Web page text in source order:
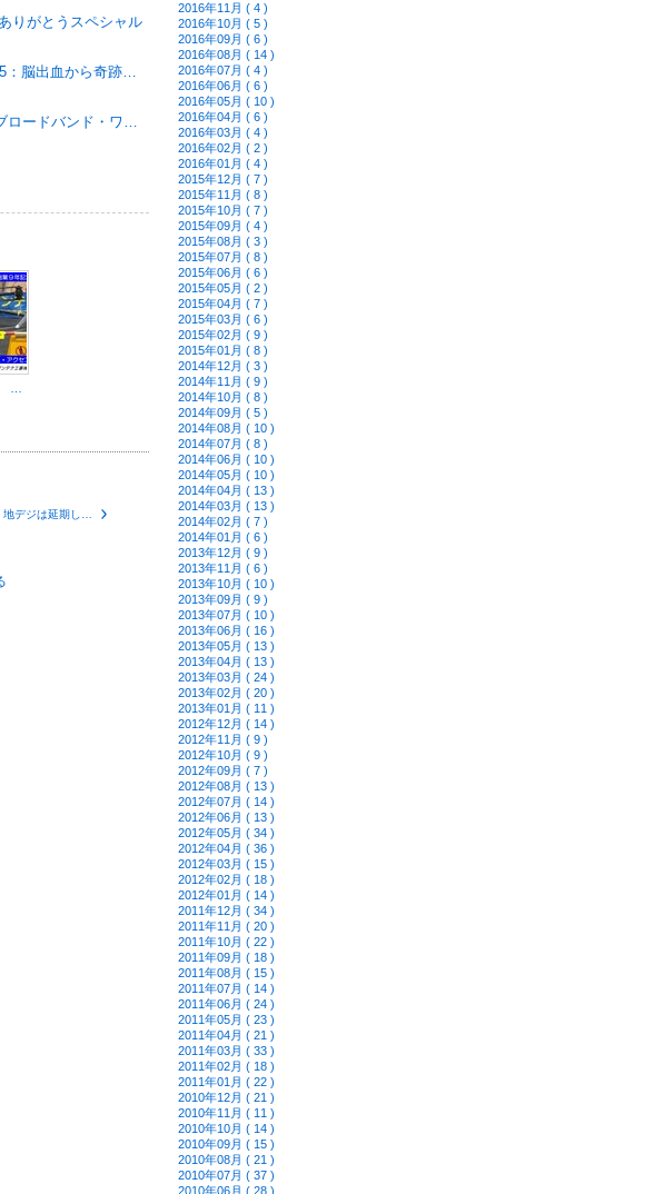
りがとうスペシャル
三矢宏社会復帰第1弾、墨田区防災フェスタ2025：脳出血から奇跡の復活！
東京アンテナ 地域BWA 【創業9年記念】 ブロードバンド・ワイヤレス・アクセス 東京ドローン
2016年11月 ( 4 )
2016年10月 ( 5 )
2016年09月 ( 6 )
2016年08月 ( 14 )
2016年07月 ( 4 )
2016年06月 ( 6 )
2016年05月 ( 10 )
2016年04月 ( 6 )
2016年03月 ( 4 )
2016年02月 ( 2 )
2016年01月 ( 4 )
2015年12月 ( 7 )
2015年11月 ( 8 )
2015年10月 ( 7 )
2015年09月 ( 4 )
2015年08月 ( 3 )
2015年07月 ( 8 )
2015年06月 ( 6 )
2015年05月 ( 2 )
2015年04月 ( 7 )
2015年03月 ( 6 )
2015年02月 ( 9 )
2015年01月 ( 8 )
2014年12月 ( 3 )
2014年11月 ( 9 )
2014年10月 ( 8 )
2014年09月 ( 5 )
2014年08月 ( 10 )
2014年07月 ( 8 )
2014年06月 ( 10 )
2014年05月 ( 10 )
2014年04月 ( 13 )
2014年03月 ( 13 )
2014年02月 ( 7 )
2014年01月 ( 6 )
2013年12月 ( 9 )
2013年11月 ( 6 )
2013年10月 ( 10 )
2013年09月 ( 9 )
2013年07月 ( 10 )
2013年06月 ( 16 )
2013年05月 ( 13 )
2013年04月 ( 13 )
2013年03月 ( 24 )
2013年02月 ( 20 )
2013年01月 ( 11 )
2012年12月 ( 14 )
2012年11月 ( 9 )
2012年10月 ( 9 )
2012年09月 ( 7 )
2012年08月 ( 13 )
2012年07月 ( 14 )
2012年06月 ( 13 )
2012年05月 ( 34 )
2012年04月 ( 36 )
2012年03月 ( 15 )
2012年02月 ( 18 )
2012年01月 ( 14 )
2011年12月 ( 34 )
2011年11月 ( 20 )
2011年10月 ( 22 )
2011年09月 ( 18 )
2011年08月 ( 15 )
2011年07月 ( 14 )
2011年06月 ( 24 )
2011年05月 ( 23 )
2011年04月 ( 21 )
2011年03月 ( 33 )
2011年02月 ( 18 )
2011年01月 ( 22 )
2010年12月 ( 21 )
2010年11月 ( 11 )
2010年10月 ( 14 )
2010年09月 ( 15 )
2010年08月 ( 21 )
2010年07月 ( 37 )
2010年06月 ( 28 )